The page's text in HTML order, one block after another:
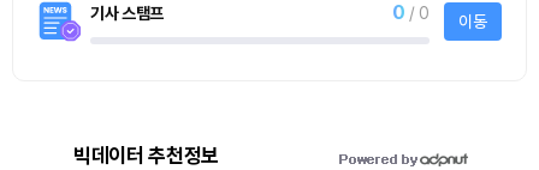
기사 스탬프 0 / 0 이동
빅데이터 추천정보